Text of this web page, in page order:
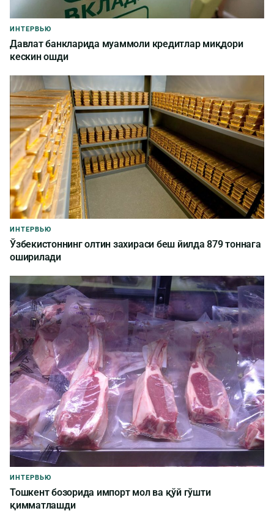
ИНТЕРВЬЮ
Давлат банкларида муаммоли кредитлар миқдори
кескин ошди
ИНТЕРВЬЮ
Ўзбекистоннинг олтин захираси беш йилда 879 тоннага
оширилади
ИНТЕРВЬЮ
Тошкент бозорида импорт мол ва қўй гўшти
қимматлашди